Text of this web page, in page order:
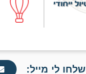
שלחו לי מייל: